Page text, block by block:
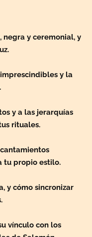
negra y ceremonial, y
y la
y a las jerarquías
rituales.
tu propio estilo.
y cómo sincronizar
vínculo con los